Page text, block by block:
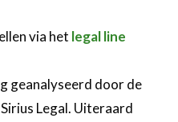
via het legal line
geanalyseerd door de
Legal. Uiteraard